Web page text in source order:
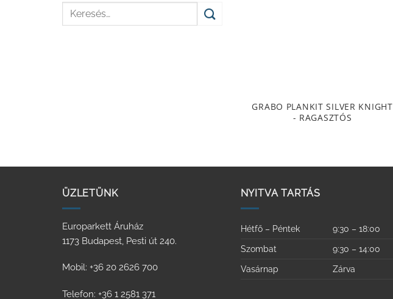
Keresés
GRABO PLANKIT SILVER KNIGHT
- RAGASZTÓS
ÜZLETÜNK
Europarkett Áruház
1173 Budapest, Pesti út 240.
Mobil: +36 20 2626 700
Telefon: +36 1 2581 371
NYITVA TARTÁS
Hétfő – Péntek
9:30 – 18:00
Szombat
9:30 – 14:00
Vasárnap
Zárva